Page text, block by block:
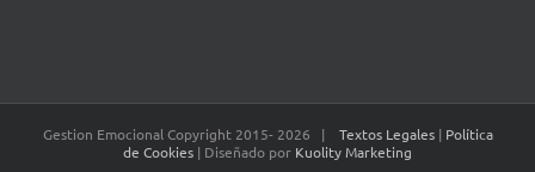
Gestion Emocional Copyright 2015- 2026 | Textos Legales | Política
de Cookies | Diseñado por Kuolity Marketing